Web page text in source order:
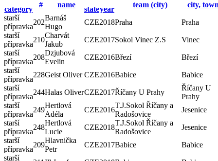
category
# name
stateyear
team (city)
city,
starší
přípravka
202
Barnáš
Hugo
CZE2018Praha
Praha
starší
přípravka
210
Charvát
Jakub
CZE2017Sokol Vinec Z.S
Vinec
starší
přípravka
208
Dzjubová
Evelin
CZE2016Březí
Březí
starší
přípravka
228Geist Oliver CZE2016Babice
Babice
starší
přípravka
244Halas OliverCZE2017Říčany U Prahy
Říčany U
Prahy
starší
přípravka
249
Hertlová
Adéla
CZE2016
T.J.Sokol Říčany a
Radošovice
Jesenice
starší
přípravka
248
Hertlová
Lucie
CZE2018
T.J.Sokol Říčany a
Radošovice
Jesenice
starší
přípravka
209
Hlavnička
Petr
CZE2017Babice
Babice
starší